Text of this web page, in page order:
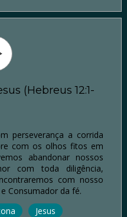
(Hebreus 12:1-
perseverança a corrida
com os olhos fitos em
abandonar nossos
com toda diligência,
com nosso
Consumador da fé.
Jesus